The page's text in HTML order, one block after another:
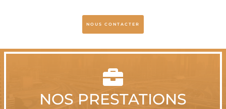
NOUS CONTACTER

NOS PRESTATIONS